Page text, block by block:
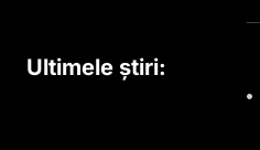
Ultimele știri: